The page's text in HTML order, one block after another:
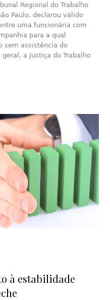
Regional do Trabalho
Paulo, declarou válido
uma funcionária com
para a qual
sem assistência do
a Justiça do Trabalho
à estabilidade